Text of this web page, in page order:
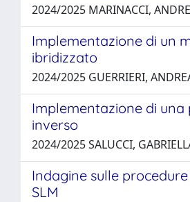
2024/2025 MARINACCI,
Implementazione di un
ibridizzato
2024/2025 GUERRIERI,
Implementazione di
inverso
2024/2025 SALUCCI,
Indagine sulle
SLM